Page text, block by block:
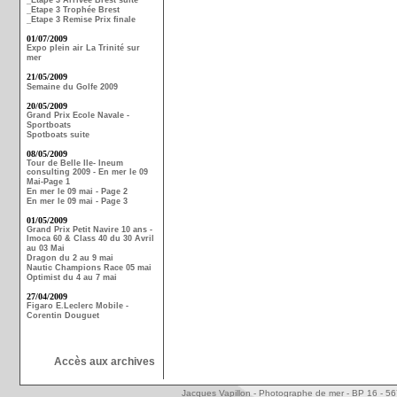
_Etape 3 Trophée Brest
_Etape 3 Remise Prix finale
01/07/2009
Expo plein air La Trinité sur
mer
21/05/2009
Semaine du Golfe 2009
20/05/2009
Grand Prix Ecole Navale -
Sportboats
Spotboats suite
08/05/2009
Tour de Belle Ile- Ineum
consulting 2009 - En mer le 09
Mai-Page 1
En mer le 09 mai - Page 2
En mer le 09 mai - Page 3
01/05/2009
Grand Prix Petit Navire 10 ans -
Imoca 60 & Class 40 du 30 Avril
au 03 Mai
Dragon du 2 au 9 mai
Nautic Champions Race 05 mai
Optimist du 4 au 7 mai
27/04/2009
Figaro E.Leclerc Mobile -
Corentin Douguet
Accès aux archives
Jacques Vapillon - Photographe de mer - BP 16 -